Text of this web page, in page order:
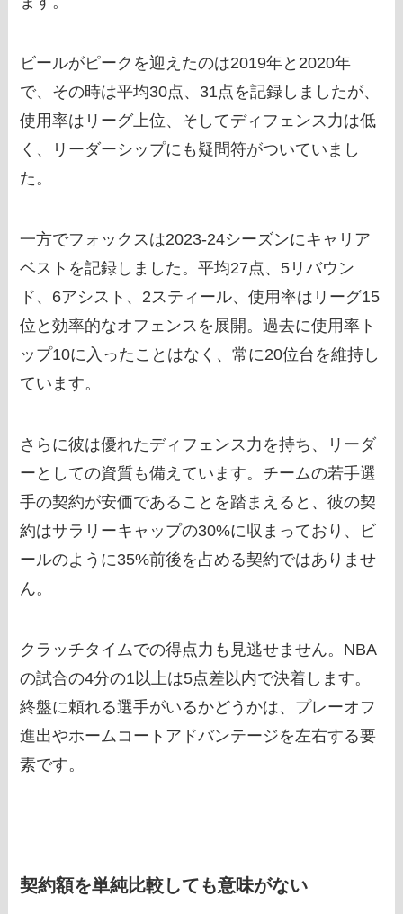
ビールがピークを迎えたのは2019年と2020年
で、その時は平均30点、31点を記録しましたが、
使用率はリーグ上位、そしてディフェンス力は低
く、リーダーシップにも疑問符がついていまし
た。
一方でフォックスは2023-24シーズンにキャリア
ベストを記録しました。平均27点、5リバウン
ド、6アシスト、2スティール、使用率はリーグ15
位と効率的なオフェンスを展開。過去に使用率ト
ップ10に入ったことはなく、常に20位台を維持し
ています。
さらに彼は優れたディフェンス力を持ち、リーダ
ーとしての資質も備えています。チームの若手選
手の契約が安価であることを踏まえると、彼の契
約はサラリーキャップの30%に収まっており、ビ
ールのように35%前後を占める契約ではありませ
ん。
クラッチタイムでの得点力も見逃せません。NBA
の試合の4分の1以上は5点差以内で決着します。
終盤に頼れる選手がいるかどうかは、プレーオフ
進出やホームコートアドバンテージを左右する要
素です。
契約額を単純比較しても意味がない